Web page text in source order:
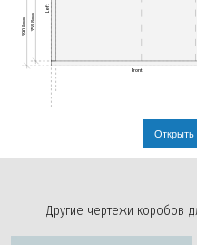
390.8мм 358.8мм
Front
Left
Открыть
Другие чертежи коробов